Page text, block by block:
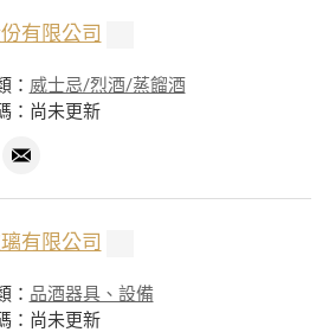
有限公司
： 威士忌/烈酒/蒸餾酒
：尚未更新
有限公司
： 品酒器具、設備
：尚未更新